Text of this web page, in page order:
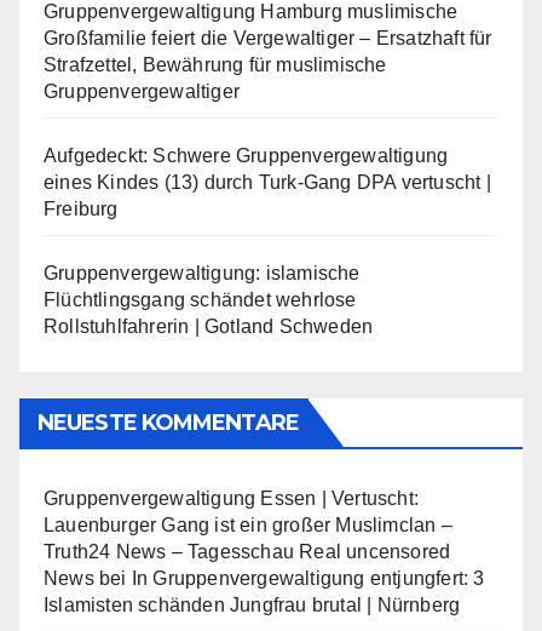
Gruppenvergewaltigung Hamburg muslimische
Großfamilie feiert die Vergewaltiger – Ersatzhaft für
Strafzettel, Bewährung für muslimische
Gruppenvergewaltiger
Aufgedeckt: Schwere Gruppenvergewaltigung
eines Kindes (13) durch Turk-Gang DPA vertuscht |
Freiburg
Gruppenvergewaltigung: islamische
Flüchtlingsgang schändet wehrlose
Rollstuhlfahrerin | Gotland Schweden
NEUESTE KOMMENTARE
Gruppenvergewaltigung Essen | Vertuscht:
Lauenburger Gang ist ein großer Muslimclan –
Truth24 News – Tagesschau Real uncensored
Newsbei
In Gruppenvergewaltigung entjungfert: 3
Islamisten schänden Jungfrau brutal | Nürnberg